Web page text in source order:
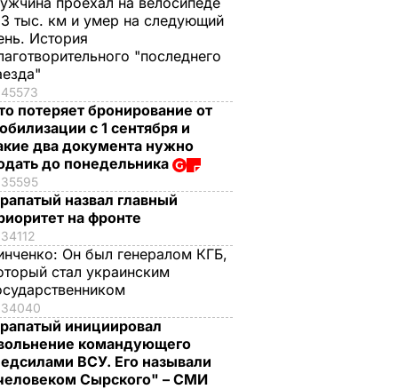
тыс. км и умер на следующий
История
"последнего
45573
потеряет бронирование от
с 1 сентября и
два документа нужно
до понедельника
35595
назвал главный
на фронте
34112
Он был генералом КГБ,
стал украинским
34040
инициировал
командующего
ВСУ. Его называли
Сырского" – СМИ